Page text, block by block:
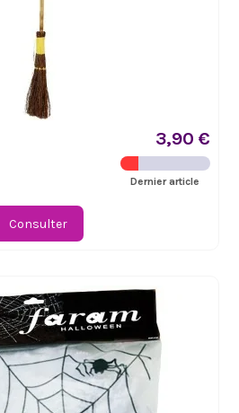
3,90 €
Dernier article
Consulter